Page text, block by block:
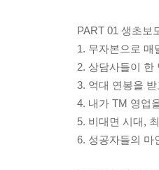
PART 01 생초보
1. 무자본으로 매
2. 상담사들이 한
3. 억대 연봉을
4. 내가 TM 영업
5. 비대면 시대,
6. 성공자들의 마